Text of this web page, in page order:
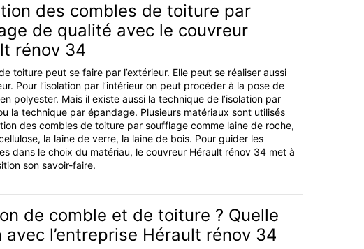
des combles de toiture par
de qualité avec le couvreur
rénov 34
toiture peut se faire par l’extérieur. Elle peut se réaliser aussi
Pour l’isolation par l’intérieur on peut procéder à la pose de
polyester. Mais il existe aussi la technique de l’isolation par
la technique par épandage. Plusieurs matériaux sont utilisés
des combles de toiture par soufflage comme laine de roche,
la laine de verre, la laine de bois. Pour guider les
dans le choix du matériau, le couvreur Hérault rénov 34 met à
son savoir-faire.
de comble et de toiture ? Quelle
avec l’entreprise Hérault rénov 34